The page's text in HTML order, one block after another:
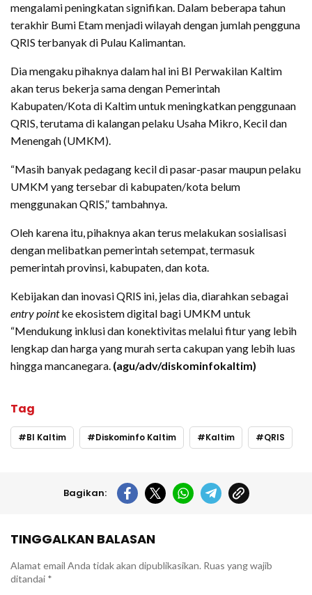
mengalami peningkatan signifikan. Dalam beberapa tahun
terakhir Bumi Etam menjadi wilayah dengan jumlah pengguna
QRIS terbanyak di Pulau Kalimantan.
Dia mengaku pihaknya dalam hal ini BI Perwakilan Kaltim
akan terus bekerja sama dengan Pemerintah
Kabupaten/Kota di Kaltim untuk meningkatkan penggunaan
QRIS, terutama di kalangan pelaku Usaha Mikro, Kecil dan
Menengah (UMKM).
“Masih banyak pedagang kecil di pasar-pasar maupun pelaku
UMKM yang tersebar di kabupaten/kota belum
menggunakan QRIS,” tambahnya.
Oleh karena itu, pihaknya akan terus melakukan sosialisasi
dengan melibatkan pemerintah setempat, termasuk
pemerintah provinsi, kabupaten, dan kota.
Kebijakan dan inovasi QRIS ini, jelas dia, diarahkan sebagai
entry pointke ekosistem digital bagi UMKM untuk
“Mendukung inklusi dan konektivitas melalui fitur yang lebih
lengkap dan harga yang murah serta cakupan yang lebih luas
hingga mancanegara. (agu/adv/diskominfokaltim)
Tag
BI Kaltim Diskominfo Kaltim Kaltim QRIS
Bagikan:
TINGGALKAN BALASAN
Alamat email Anda tidak akan dipublikasikan. Ruas yang wajib
ditandai *